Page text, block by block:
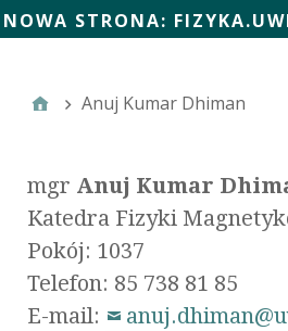
NOWA STRONA:
Anuj Kumar Dhiman
mgr Anuj Kumar
Katedra Fizyki
Pokój: 1037
Telefon: 85 738 81 85
E-mail: